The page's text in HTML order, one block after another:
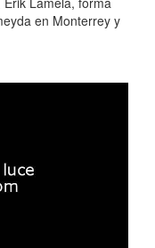
en Monterrey y